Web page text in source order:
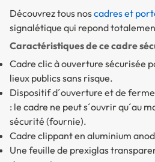
Découvrez tous noscadres et
signalétique qui repond
Caractéristiques de ce cadre
Cadre clic à ouverture sécurisée
lieux publics sans risque.
Dispositif d´ouverture et de
: le cadre ne peut s´ouvrir qu´au
sécurité (fournie).
Cadre clippant en aluminium
Une feuille de prexiglas